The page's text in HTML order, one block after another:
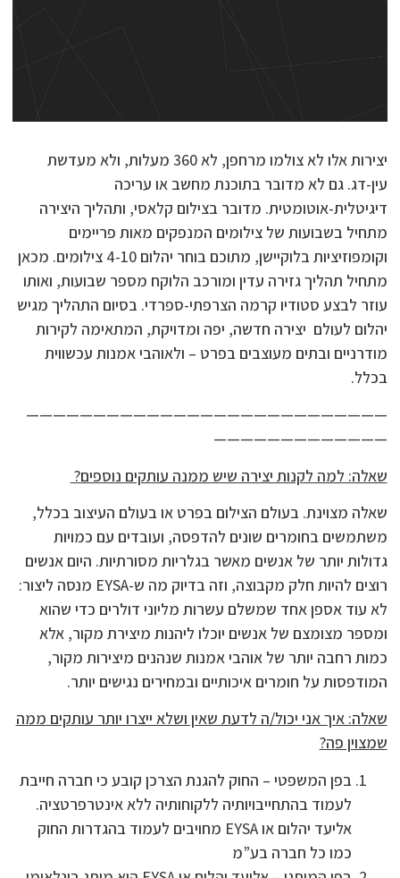
יצירות אלו לא צולמו מרחפן, לא 360 מעלות, ולא מעדשת
עין-דג. גם לא מדובר בתוכנת מחשב או עריכה
דיגיטלית-אוטומטית. מדובר בצילום קלאסי, ותהליך היצירה
מתחיל בשבועות של צילומים המנפקים מאות פריימים
וקומפוזיציות בלוקיישן, מתוכם בוחר יהלום 4-10 צילומים. מכאן
מתחיל תהליך גזירה עדין ומורכב הלוקח מספר שבועות, ואותו
עוזר לבצע סטודיו קרמה הצרפתי-ספרדי. בסיום התהליך מגיש
יהלום לעולם יצירה חדשה, יפה ומדויקת, המתאימה לקירות
מודרניים ובתים מעוצבים בפרט – ולאוהבי אמנות עכשווית
בכלל.
———————————————————————————
—————————————
שאלה: למה לקנות יצירה שיש ממנה עותקים נוספים?
שאלה מצוינת. בעולם הצילום בפרט או בעולם העיצוב בכלל,
משתמשים בחומרים שונים להדפסה, ועובדים עם כמויות
גדולות יותר של אנשים מאשר בגלריות מסורתיות. היום אנשים
רוצים להיות חלק מקבוצה, וזה בדיוק מה ש-EYSA מנסה ליצור:
לא עוד אספן אחד שמשלם עשרות מליוני דולרים כדי שהוא
ומספר מצומצם של אנשים יוכלו ליהנות מיצירת מקור, אלא
כמות רחבה יותר של אוהבי אמנות שנהנים מיצירות מקור,
המודפסות על חומרים איכותיים ובמחירים נגישים יותר.
שאלה: איך אני יכול/ה לדעת שאין ושלא ייצרו יותר עותקים ממה
שמצוין פה?
בפן המשפטי – החוק להגנת הצרכן קובע כי חברה חייבת
לעמוד בהתחייבויותיה ללקוחותיה ללא אינטרפרטציה.
אליעד יהלום או EYSA מחויבים לעמוד בהגדרות החוק
כמו כל חברה בע”מ